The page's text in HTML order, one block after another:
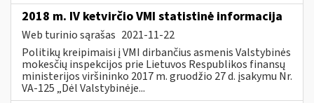
2018 m. IV ketvirčio VMI statistinė informacija
Web turinio sąrašas 2021-11-22
Politikų kreipimaisi į VMI dirbančius asmenis Valstybinės
mokesčių inspekcijos prie Lietuvos Respublikos finansų
ministerijos viršininko 2017 m. gruodžio 27 d. įsakymu Nr.
VA-125 „Dėl Valstybinėje...